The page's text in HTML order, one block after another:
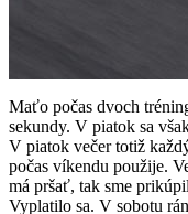
Maťo počas dvoch
sekundy. V piatok sa
V piatok večer totiž
počas víkendu použije.
má pršať, tak sme
Vyplatilo sa. V sobotu